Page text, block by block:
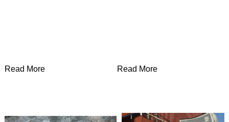
Read More Read More